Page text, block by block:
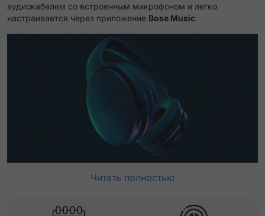
аудиокабелем со встроенным микрофоном и легко
настраивается через приложение Bose Music.
Читать полностью